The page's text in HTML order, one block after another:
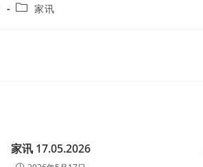
Post家讯
家讯 17.05.2026